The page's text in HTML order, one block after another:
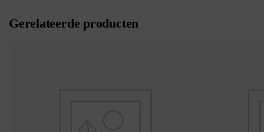
Gerelateerde producten